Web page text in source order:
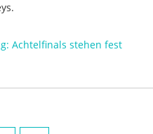
Achtelfinals stehen fest